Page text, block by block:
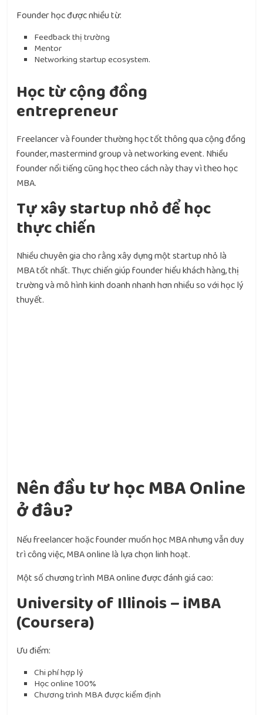
Founder học được nhiều từ:
Feedback thị trường
Mentor
Networking startup ecosystem.
Học từ cộng đồng
entrepreneur
Freelancer và founder thường học tốt thông qua cộng đồng
founder, mastermind group và networking event. Nhiều
founder nổi tiếng cũng học theo cách này thay vì theo học
MBA.
Tự xây startup nhỏ để học
thực chiến
Nhiều chuyên gia cho rằng xây dựng một startup nhỏ là
MBA tốt nhất. Thực chiến giúp founder hiểu khách hàng, thị
trường và mô hình kinh doanh nhanh hơn nhiều so với học lý
thuyết.
Nên đầu tư học MBA Online
ở đâu?
Nếu freelancer hoặc founder muốn học MBA nhưng vẫn duy
trì công việc, MBA online là lựa chọn linh hoạt.
Một số chương trình MBA online được đánh giá cao:
University of Illinois – iMBA
(Coursera)
Ưu điểm:
Chi phí hợp lý
Học online 100%
Chương trình MBA được kiểm định